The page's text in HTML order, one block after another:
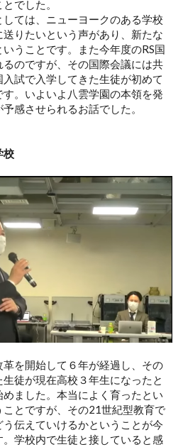
でした。
ては、ニューヨークのある学校
りたいという声があり、新たな
うことです。また今年度のRS国
のですが、その国際会議には共
試で入学してきた生徒が初めて
。いよいよ八雲学園の本領を発
感させられるお話でした。
校
を開始して６年が経過し、その
徒が現在高校３年生になったと
ました。本当によく育ったとい
とですが、その21世紀型教育で
伝えていけるかということが今
学校内で生徒と接していると感